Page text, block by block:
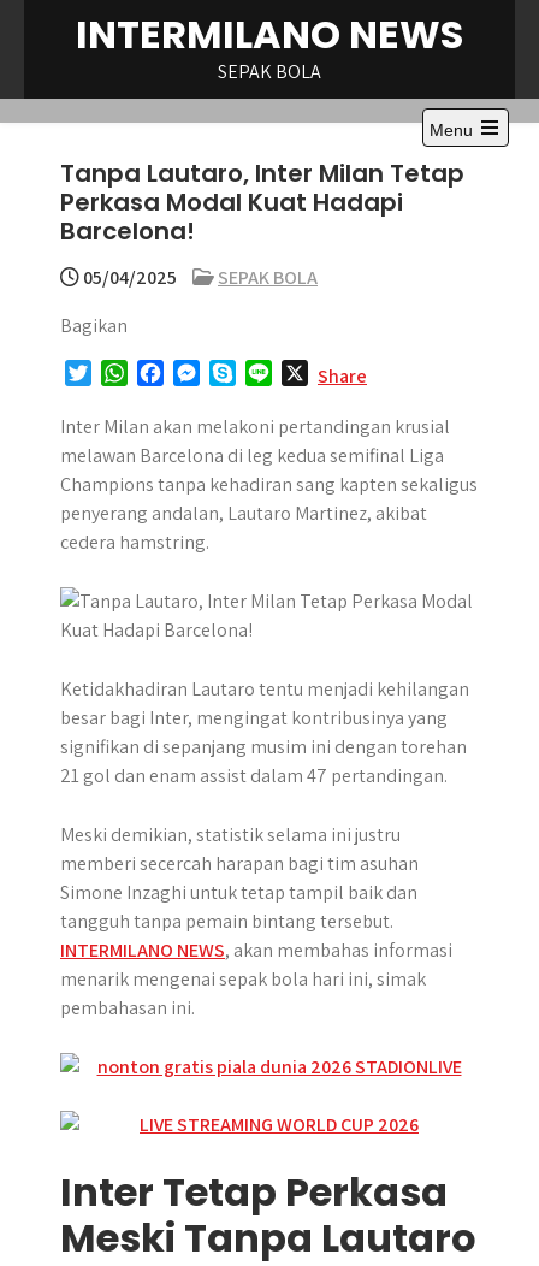
INTERMILANO NEWS
SEPAK BOLA
Menu
Open
Tanpa Lautaro, Inter Milan Tetap
Perkasa Modal Kuat Hadapi
Barcelona!
05/04/2025
SEPAK BOLA
Bagikan
i
t
t
e
r
W
a
t
s
A
c
e
b
o
o
M
s
s
e
n
e
y
p
e
n
e
Share
Inter Milan akan melakoni pertandingan krusial
melawan Barcelona di leg kedua semifinal Liga
Champions tanpa kehadiran sang kapten sekaligus
penyerang andalan, Lautaro Martinez, akibat
cedera hamstring.
Ketidakhadiran Lautaro tentu menjadi kehilangan
besar bagi Inter, mengingat kontribusinya yang
signifikan di sepanjang musim ini dengan torehan
21 gol dan enam assist dalam 47 pertandingan.
Meski demikian, statistik selama ini justru
memberi secercah harapan bagi tim asuhan
Simone Inzaghi untuk tetap tampil baik dan
tangguh tanpa pemain bintang tersebut.
INTERMILANO NEWS, akan membahas informasi
menarik mengenai sepak bola hari ini, simak
pembahasan ini.
Inter Tetap Perkasa
Meski Tanpa Lautaro